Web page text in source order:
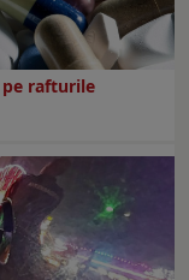
pe rafturile